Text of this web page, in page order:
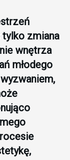
zmiana
wnętrza
młodego